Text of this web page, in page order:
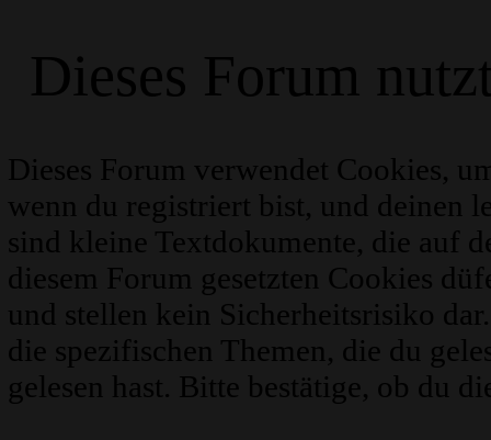
Dieses Forum
Dieses Forum verwendet Cookies,
wenn du registriert bist, und deinen
sind kleine Textdokumente, die auf
diesem Forum gesetzten Cookies
und stellen kein Sicherheitsrisiko
die spezifischen Themen, die du
gelesen hast. Bitte bestätige, ob du